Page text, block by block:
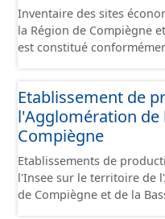
Inventaire des sites
la Région de Compiègne
est constitué
Etablissement de
l'Agglomération de
Compiègne
Etablissements de
l'Insee sur le territoire de
de Compiègne et de la Basse